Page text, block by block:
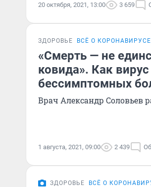
20 октября, 2021, 13:00 3 659
ЗДОРОВЬЕ ВСЁ О КОРОНАВИРУСЕ
«Смерть — не
ковида». Как
бессимптомных
Врач Александр Соловьев
1 августа, 2021, 09:00 2 439
ЗДОРОВЬЕ ВСЁ О